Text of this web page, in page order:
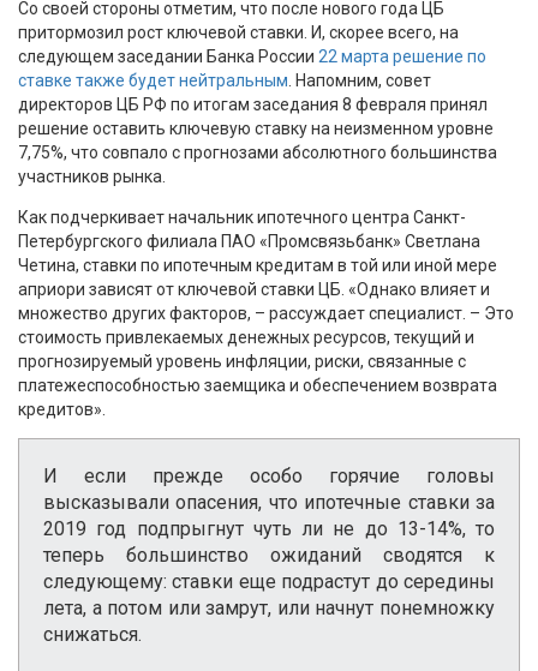
Со своей стороны отметим, что после нового года ЦБ
притормозил рост ключевой ставки. И, скорее всего, на
следующем заседании Банка России 22 марта решение по
ставке также будет нейтральным . Напомним, совет
директоров ЦБ РФ по итогам заседания 8 февраля принял
решение оставить ключевую ставку на неизменном уровне
7,75%, что совпало с прогнозами абсолютного большинства
участников рынка.
Как подчеркивает начальник ипотечного центра Санкт-
Петербургского филиала ПАО «Промсвязьбанк» Светлана
Четина, ставки по ипотечным кредитам в той или иной мере
априори зависят от ключевой ставки ЦБ. «Однако влияет и
множество других факторов, – рассуждает специалист. – Это
стоимость привлекаемых денежных ресурсов, текущий и
прогнозируемый уровень инфляции, риски, связанные с
платежеспособностью заемщика и обеспечением возврата
кредитов».
И если прежде особо горячие головы
высказывали опасения, что ипотечные ставки за
2019 год подпрыгнут чуть ли не до 13-14%, то
теперь большинство ожиданий сводятся к
следующему: ставки еще подрастут до середины
лета, а потом или замрут, или начнут понемножку
снижаться.